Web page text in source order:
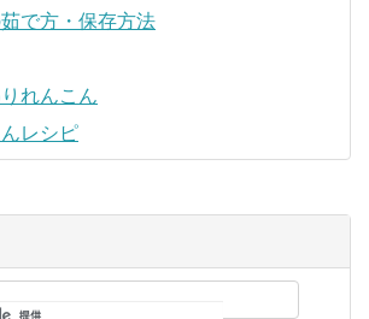
で方・保存方法
れんこん
レシピ